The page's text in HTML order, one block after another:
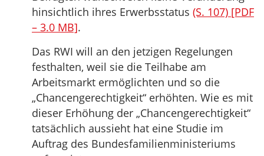
hinsichtlich ihres Erwerbsstatus (S. 107) [PDF
– 3.0 MB].
Das RWI will an den jetzigen Regelungen
festhalten, weil sie die Teilhabe am
Arbeitsmarkt ermöglichten und so die
„Chancengerechtigkeit“ erhöhten. Wie es mit
dieser Erhöhung der „Chancengerechtigkeit“
tatsächlich aussieht hat eine Studie im
Auftrag des Bundesfamilienministeriums